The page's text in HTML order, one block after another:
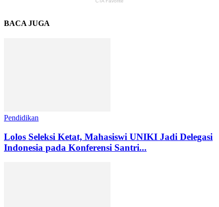
BACA JUGA
Pendidikan
Lolos Seleksi Ketat, Mahasiswi UNIKI Jadi Delegasi
Indonesia pada Konferensi Santri...